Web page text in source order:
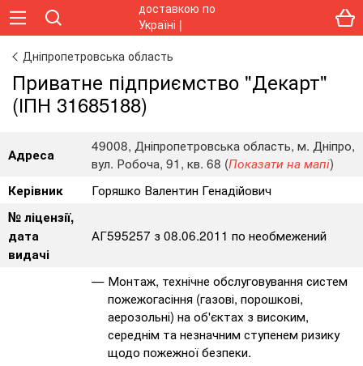
Дніпропетровська область
Приватне підприємство "Декарт"
(ІПН 31685188)
Адреса
49008, Дніпропетровська область, м. Дніпро,
вул. Робоча, 91, кв. 68 (Показати на мапі)
Керівник
Горяшко Валентин Генадійович
№ ліцензії,
дата
видачі
АГ595257 з 08.06.2011 по необмежений
Монтаж, технічне обслуговування систем
пожежогасіння (газові, порошкові,
аерозольні) на об'єктах з високим,
середнім та незначним ступенем ризику
щодо пожежної безпеки.